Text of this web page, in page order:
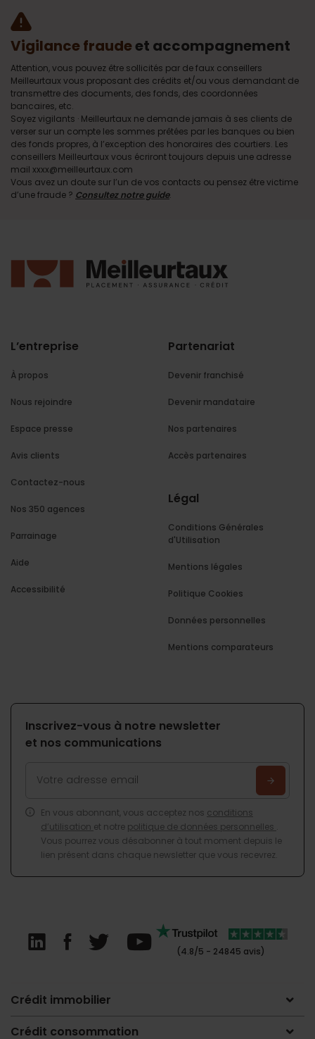
Vigilance fraudeet accompagnement
Attention, vous pouvez être sollicités par de faux conseillers
Meilleurtaux vous proposant des crédits et/ou vous demandant de
transmettre des documents, des fonds, des coordonnées
bancaires, etc.
Soyez vigilants · Meilleurtaux ne demande jamais à ses clients de
verser sur un compte les sommes prêtées par les banques ou bien
des fonds propres, à l’exception des honoraires des courtiers. Les
conseillers Meilleurtaux vous écriront toujours depuis une adresse
mail xxxx@meilleurtaux.com
Vous avez un doute sur l’un de vos contacts ou pensez être victime
d’une fraude ? Consultez notre guide.
L’entreprise
À propos
Nous rejoindre
Espace presse
Avis clients
Contactez-nous
Nos 350 agences
Parrainage
Aide
Accessibilité
Partenariat
Devenir franchisé
Devenir mandataire
Nos partenaires
Accès partenaires
Légal
Conditions Générales
d'Utilisation
Mentions légales
Politique Cookies
Données personnelles
Mentions comparateurs
Inscrivez-vous à notre newsletter
et nos communications
En vous abonnant, vous acceptez nos conditions
d’utilisation et notre politique de données personnelles
Vous pourrez vous désabonner à tout moment depuis le
lien présent dans chaque newsletter que vous recevrez.
(4.8/5 - 24845 avis)
Crédit immobilier
Crédit consommation